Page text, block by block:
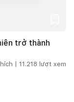
trở thành
| 11.218 lượt xem